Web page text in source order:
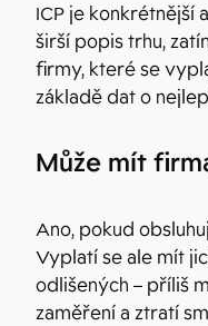
ICP je konkrétnější
širší popis trhu,
firmy, které se
základě dat o
Může mít
Ano, pokud
Vyplatí se ale mít
odlišených – příliš
zaměření a ztratí